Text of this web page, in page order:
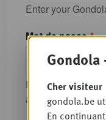
Enter your
Mot de passe
Entrez le mot de
accompagne
Cher visiteur
gondola.be
En